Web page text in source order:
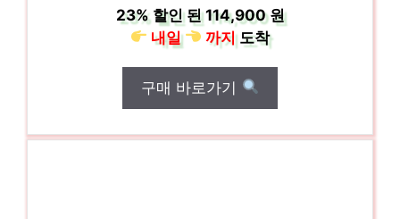
23%할인 된114,900 원
내일
까지도착
구매 바로가기